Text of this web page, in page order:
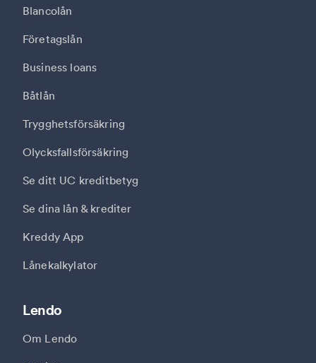
Blancolån
Företagslån
Business loans
Båtlån
Trygghetsförsäkring
Olycksfallsförsäkring
Se ditt UC kreditbetyg
Se dina lån & krediter
Kreddy App
Lånekalkylator
Lendo
Om Lendo